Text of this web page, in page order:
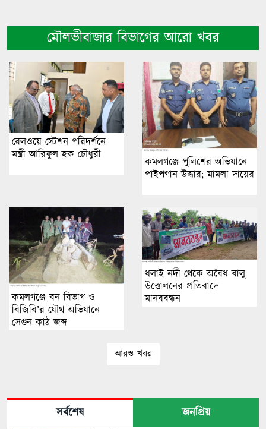
মৌলভীবাজার বিভাগের আরো খবর
রেলওয়ে স্টেশন পরিদর্শনে
মন্ত্রী আরিফুল হক চৌধুরী
কমলগঞ্জে পুলিশের অভিযানে
পাইপগান উদ্ধার; মামলা দায়ের
কমলগঞ্জে বন বিভাগ ও
বিজিবি’র যৌথ অভিযানে
সেগুন কাঠ জব্দ
ধলাই নদী থেকে অবৈধ বালু
উত্তোলনের প্রতিবাদে
মানববন্ধন
আরও খবর
সর্বশেষ
জনপ্রিয়